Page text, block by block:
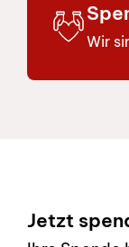
Wir
Jetzt